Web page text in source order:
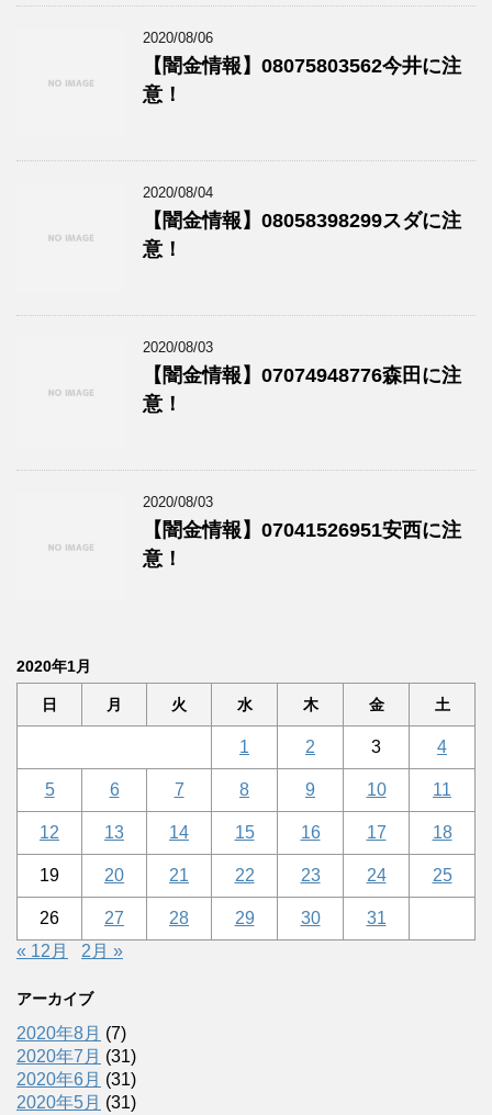
2020/08/06
【闇金情報】08075803562今井に注
意！
2020/08/04
【闇金情報】08058398299スダに注
意！
2020/08/03
【闇金情報】07074948776森田に注
意！
2020/08/03
【闇金情報】07041526951安西に注
意！
2020年1月
日 月 火 水 木 金 土
1 2 3 4
5 6 7 8 9 10 11
12 13 14 15 16 17 18
19 20 21 22 23 24 25
26 27 28 29 30
31
« 12月
2月 »
アーカイブ
2020年8月 (7)
2020年7月 (31)
2020年6月 (31)
2020年5月 (31)